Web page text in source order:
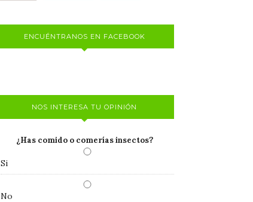
ENCUÉNTRANOS EN FACEBOOK
NOS INTERESA TU OPINIÓN
¿Has comido o comerías insectos?
Si
No